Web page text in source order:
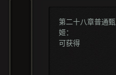
第二十八章普通甄
姬：
可获得